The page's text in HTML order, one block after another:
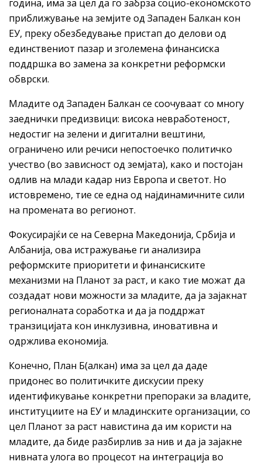
година, има за цел да го забрза социо-економското
приближување на земјите од Западен Балкан кон
ЕУ, преку обезбедување пристап до делови од
единствениот пазар и зголемена финансиска
поддршка во замена за конкретни реформски
обврски.
Младите од Западен Балкан се соочуваат со многу
заеднички предизвици: висока невработеност,
недостиг на зелени и дигитални вештини,
ограничено или речиси непостоечко политичко
учество (во зависност од земјата), како и постојан
одлив на млади кадар низ Европа и светот. Но
истовремено, тие се една од најдинамичните сили
на промената во регионот.
Фокусирајќи се на Северна Македонија, Србија и
Албанија, ова истражување ги анализира
реформските приоритети и финансиските
механизми на Планот за раст, и како тие можат да
создадат нови можности за младите, да ја зајакнат
регионалната соработка и да ја поддржат
транзицијата кон инклузивна, иновативна и
одржлива економија.
Конечно, План Б(алкан) има за цел да даде
придонес во политичките дискусии преку
идентификување конкретни препораки за владите,
институциите на ЕУ и младинските организации, со
цел Планот за раст навистина да им користи на
младите, да биде разбирлив за нив и да ја зајакне
нивната улога во процесот на интеграција во